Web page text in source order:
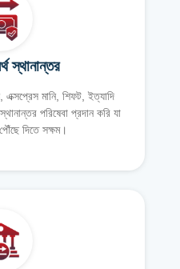
স্থানান্তর
এক্সপ্রেস মানি, শিফট, ইত্যাদি
পরিষেবা প্রদান করি যা
দিতে সক্ষম।